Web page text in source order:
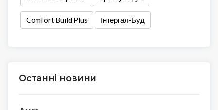
Comfort Build Plus Інтергал-Буд
Останні новини